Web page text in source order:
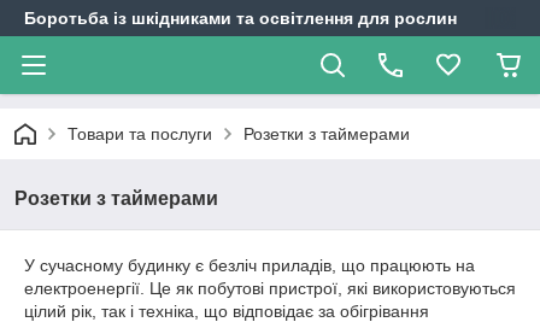
Боротьба із шкідниками та освітлення для рослин
Товари та послуги Розетки з таймерами
Розетки з таймерами
У сучасному будинку є безліч приладів, що працюють на
електроенергії. Це як побутові пристрої, які використовуються
цілий рік, так і техніка, що відповідає за обігрівання